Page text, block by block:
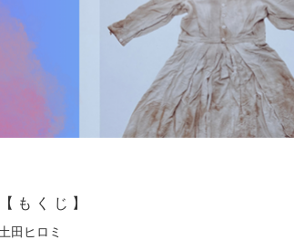
【 も く じ 】
田ヒロミ